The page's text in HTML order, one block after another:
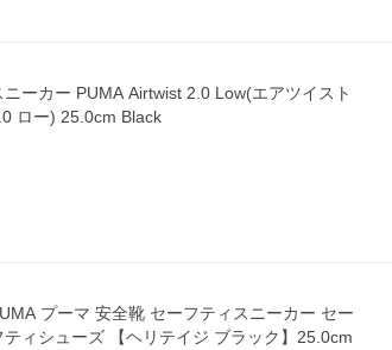
ニーカー PUMA Airtwist 2.0 Low(エアツイスト
ロー) 25.0cm Black
プーマ 安全靴 セーフティスニーカー セー
ティシューズ 【ヘリテイジ ブラック】25.0cm